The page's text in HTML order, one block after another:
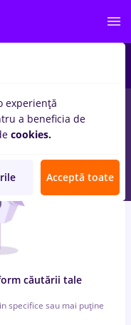
Full timein
căutării tale
specifice sau mai puține
experiență
a beneficia de
cookies.
Acceptă toate